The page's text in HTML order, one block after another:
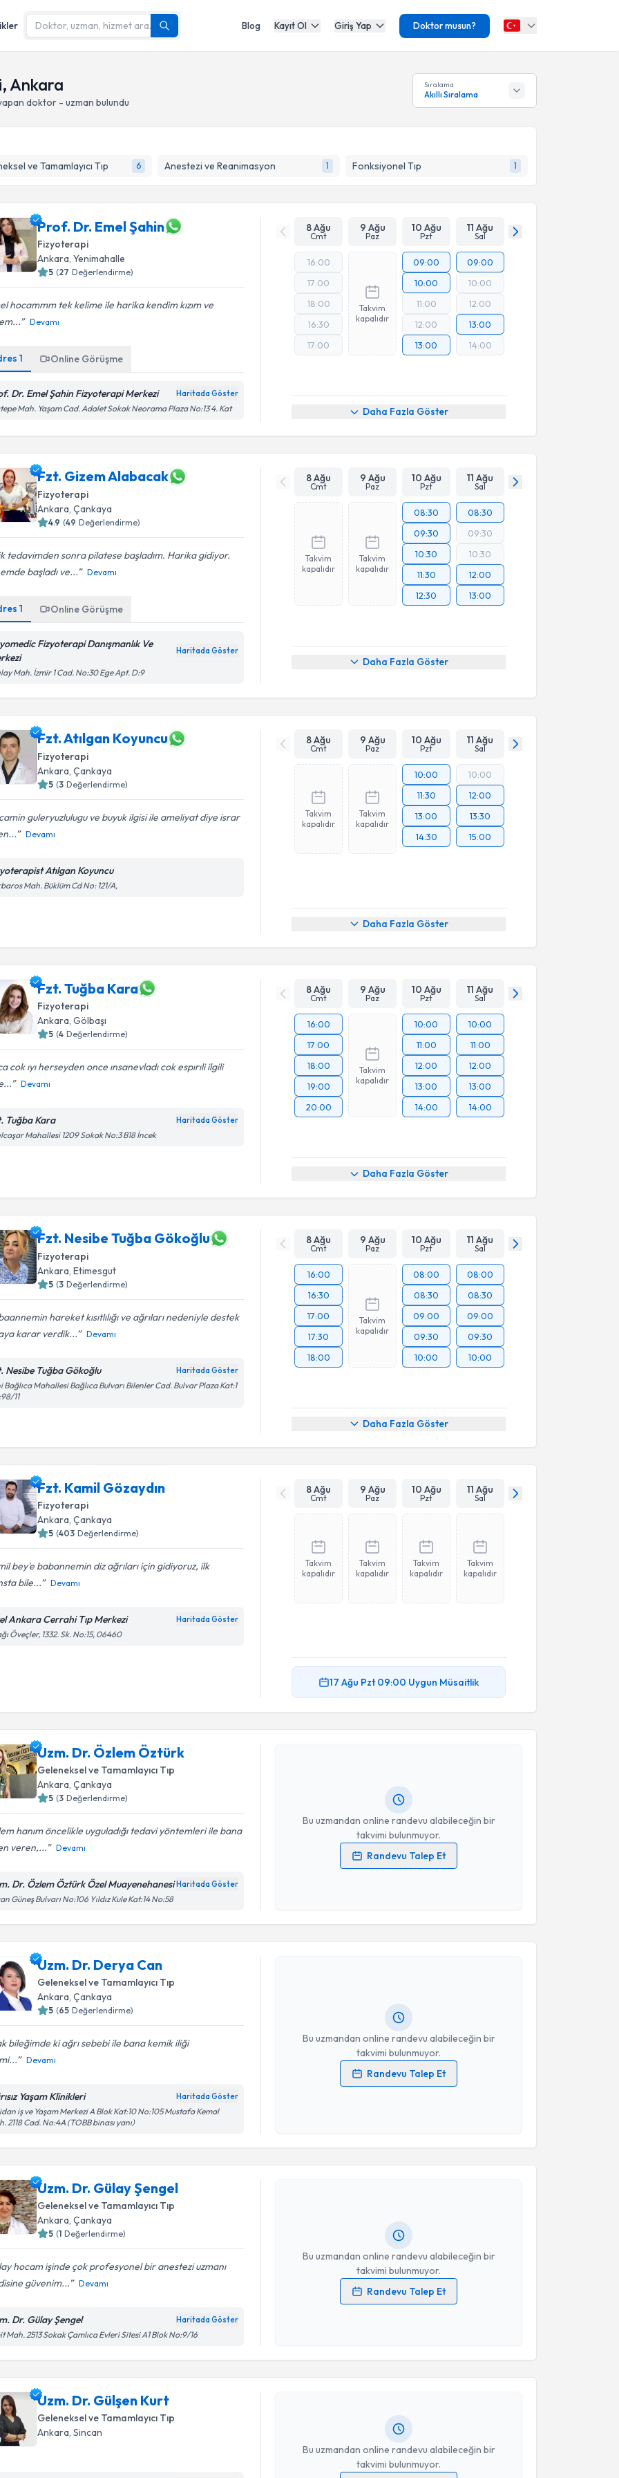
Blog Kayıt Ol Giriş Yap Doktor musun?
Ankara
doktor - uzman bulundu
Sıralama
Akıllı Sıralama
ve Tamamlayıcı Tıp 6 Anestezi ve Reanimasyon 1 Fonksiyonel Tıp 1
Prof. Dr. Emel Şahin
Fizyoterapi
Ankara, Yenimahalle
5 (27 Değerlendirme)
hocammm tek kelime ile harika kendim kızım ve
Devamı
1 Online Görüşme
Dr. Emel Şahin Fizyoterapi Merkezi Haritada Göster
Mah. Yaşam Cad. Adalet Sokak Neorama Plaza No:13 4. Kat
8 Ağu
Cmt
9 Ağu
Paz
10 Ağu
Pzt
11 Ağu
Sal
16:00
17:00
18:00
16:30
17:00
Takvim
kapalıdır
09:00
10:00
11:00
12:00
13:00
09:00
10:00
12:00
13:00
14:00
Daha Fazla Göster
Fzt. Gizem Alabacak
Fizyoterapi
Ankara , Çankaya
4.9 (49 Değerlendirme)
tedavimden sonra pilatese başladım. Harika gidiyor.
başladı ve...
Devamı
1 Online Görüşme
Fizyoterapi Danışmanlık Ve
Haritada Göster
Mah. İzmir 1 Cad. No:30 Ege Apt. D:9
8 Ağu
Cmt
9 Ağu
Paz
10 Ağu
Pzt
11 Ağu
Sal
Takvim
kapalıdır
Takvim
kapalıdır
08:30
09:30
10:30
11:30
12:30
08:30
09:30
10:30
12:00
13:00
Daha Fazla Göster
Fzt. Atılgan Koyuncu
Fizyoterapi
Ankara , Çankaya
5 (3 Değerlendirme)
guleryuzlulugu ve buyuk ilgisi ile ameliyat diye israr
Devamı
Atılgan Koyuncu
Mah. Büklüm Cd No: 121/A,
8 Ağu
Cmt
9 Ağu
Paz
10 Ağu
Pzt
11 Ağu
Sal
Takvim
kapalıdır
Takvim
kapalıdır
10:00
11:30
13:00
14:30
10:00
12:00
13:30
15:00
Daha Fazla Göster
Fzt. Tuğba Kara
Fizyoterapi
Ankara, Gölbaşı
5 (4 Değerlendirme)
cok ıyı herseyden once ınsanevladı cok espırıli ilgili
Devamı
Tuğba Kara Haritada Göster
Mahallesi 1209 Sokak No:3 B18 İncek
8 Ağu
Cmt
9 Ağu
Paz
10 Ağu
Pzt
11 Ağu
Sal
16:00
17:00
18:00
19:00
20:00
Takvim
kapalıdır
10:00
11:00
12:00
13:00
14:00
10:00
11:00
12:00
13:00
14:00
Daha Fazla Göster
Fzt. Nesibe Tuğba Gökoğlu
Fizyoterapi
Ankara , Etimesgut
5 (3 Değerlendirme)
hareket kısıtlılığı ve ağrıları nedeniyle destek
karar verdik...
Devamı
Nesibe Tuğba Gökoğlu Haritada Göster
Bağlıca Mahallesi Bağlıca Bulvarı Bilenler Cad. Bulvar Plaza Kat:1
11
8 Ağu
Cmt
9 Ağu
Paz
10 Ağu
Pzt
11 Ağu
Sal
16:00
16:30
17:00
17:30
18:00
Takvim
kapalıdır
08:00
08:30
09:00
09:30
10:00
08:00
08:30
09:00
09:30
10:00
Daha Fazla Göster
Fzt. Kamil Gözaydın
Fizyoterapi
Ankara, Çankaya
5 (403 Değerlendirme)
bey'e babannemin diz ağrıları için gidiyoruz, ilk
bile...
Devamı
Ankara Cerrahi Tıp Merkezi Haritada Göster
Öveçler, 1332. Sk. No:15, 06460
8 Ağu
Cmt
9 Ağu
Paz
10 Ağu
Pzt
11 Ağu
Sal
Takvim
kapalıdır
Takvim
kapalıdır
Takvim
kapalıdır
Takvim
kapalıdır
17 Ağu Pzt 09:00 Uygun Müsaitlik
Uzm. Dr. Özlem Öztürk
Geleneksel ve Tamamlayıcı Tıp
Ankara, Çankaya
5 (3 Değerlendirme)
hanım öncelikle uyguladığı tedavi yöntemleri ile bana
veren,...
Devamı
Dr. Özlem Öztürk Özel Muayenehanesi Haritada Göster
Güneş Bulvarı No:106 Yıldız Kule Kat:14 No:58
Bu uzmandan online randevu alabileceğin bir
takvimi bulunmuyor.
Randevu Talep Et
Randevu Takvimi Talebi
Uzm. Dr. Özlem Öztürk
Kişisel verilerimin işlenmesine ilişkinAydınlatma Metni
Takvim Talebini Gönder
Uzm. Dr. Derya Can
Geleneksel ve Tamamlayıcı Tıp
Ankara, Çankaya
5 (65 Değerlendirme)
bileğimde ki ağrı sebebi ile bana kemik iliği
Devamı
Yaşam Klinikleri Haritada Göster
iş ve Yaşam Merkezi A Blok Kat:10 No:105 Mustafa Kemal
2118 Cad. No:4A (TOBB binası yanı)
Bu uzmandan online randevu alabileceğin bir
takvimi bulunmuyor.
Randevu Talep Et
Kişisel verilerimin işlenmesine ilişkinAydınlatma Metni
Uzm. Dr. Gülay Şengel
Geleneksel ve Tamamlayıcı Tıp
Ankara, Çankaya
5 (1 Değerlendirme)
hocam işinde çok profesyonel bir anestezi uzmanı
güvenim...
Devamı
Dr. Gülay Şengel Haritada Göster
Mah. 2513 Sokak Çamlıca Evleri Sitesi A1 Blok No:9/16
Bu uzmandan online randevu alabileceğin bir
takvimi bulunmuyor.
Randevu Talep Et
Randevu Takvimi Talebi
Uzm. Dr. Gülay Şengel
Kişisel verilerimin işlenmesine ilişkinAydınlatma Metni
Takvim Talebini Gönder
Uzm. Dr. Gülşen Kurt
Geleneksel ve Tamamlayıcı Tıp
Ankara, Sincan
Bu uzmandan online randevu alabileceğin bir
takvimi bulunmuyor.
Uzm. Dr. Gülşen Kurtiçin randevu takvimi talebi oluşturun. Size
bu uzmandan randevu almanız için bir takvim hazırlandığında e-